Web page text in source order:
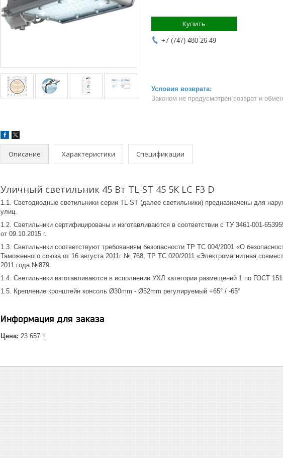
Купить
+7 (747) 480-26-49
Законом не предусмотрен возврат и
Описание Характеристики Спецификации
Уличный светильник 45 Вт TL-ST 45 5К LC F3 D
1.1. Светодиодные светильники серии TL-ST (далее светильники) предназначены для
улиц.
1.2. Светильники сертифицированы и изготавливаются в соответствии с ТУ 3461-001-
от 09.10.2015 г.
1.3. Светильники соответствуют требованиям безопасности ТР ТС 004/2001 «О
Таможенного союза от 16 августа 2011г № 768; ТР ТС 020/2011 «Электромагнитная
2011 года №879.
1.4. Светильники изготавливаются в исполнении УХЛ категории размещений 1 по ГОСТ
1.5. Крепление кронштейн консоль Ø30mm - Ø52mm регулируемый +65° / -65°
Информация для заказа
Цена: 23 657 ₸